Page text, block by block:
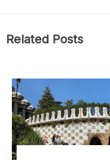
Related Posts